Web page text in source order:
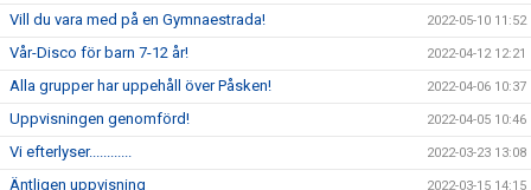
Vill du vara med på en Gymnaestrada! 2022-05-10 11:52
Vår-Disco för barn 7-12 år! 2022-04-12 12:21
Alla grupper har uppehåll över Påsken! 2022-04-06 10:37
Uppvisningen genomförd! 2022-04-05 10:46
Vi efterlyser............ 2022-03-23 13:08
Äntligen uppvisning 2022-03-15 14:15